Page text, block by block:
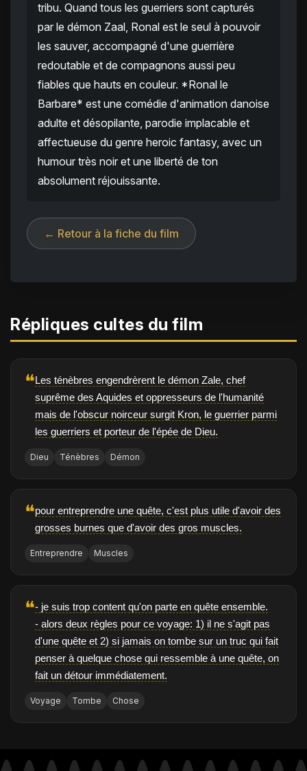
tribu. Quand tous les guerriers sont capturés
par le démon Zaal, Ronal est le seul à pouvoir
les sauver, accompagné d'une guerrière
redoutable et de compagnons aussi peu
fiables que hauts en couleur. *Ronal le
Barbare* est une comédie d'animation danoise
adulte et désopilante, parodie implacable et
affectueuse du genre heroic fantasy, avec un
humour très noir et une liberté de ton
absolument réjouissante.
← Retour à la fiche du film
Répliques cultes du film
❝Les ténèbres engendrèrent le démon Zale, chef
suprême des Aquides et oppresseurs de l'humanité
mais de l'obscur noirceur surgit Kron, le guerrier parmi
les guerriers et porteur de l'épée de Dieu.
Dieu Ténèbres Démon
❝pour entreprendre une quête, c'est plus utile d'avoir des
grosses burnes que d'avoir des gros muscles.
Entreprendre Muscles
❝- je suis trop content qu'on parte en quête ensemble.
- alors deux règles pour ce voyage: 1) il ne s'agit pas
d'une quête et 2) si jamais on tombe sur un truc qui fait
penser à quelque chose qui ressemble à une quête, on
fait un détour immédiatement.
Voyage Tombe Chose